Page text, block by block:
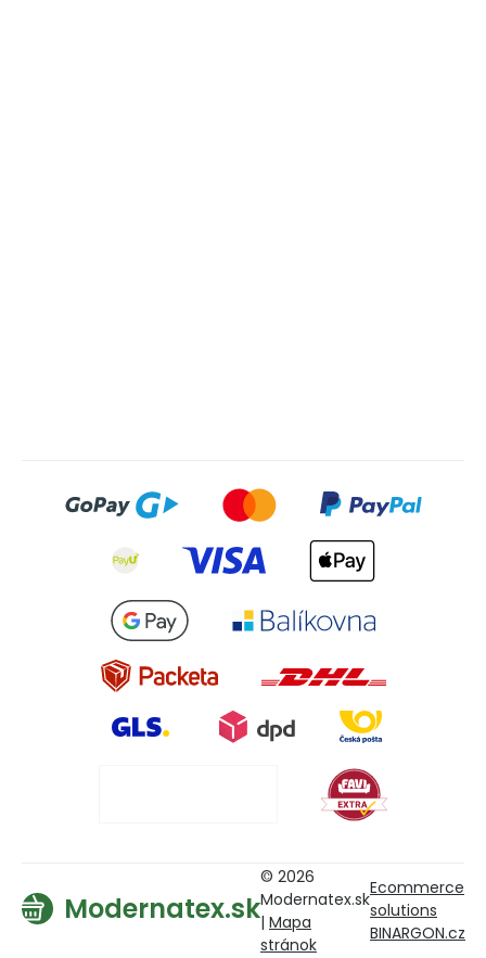
Modernatex.sk
© 2026
Modernatex.sk
| Mapa
stránok
Ecommerce
solutions
BINARGON.cz